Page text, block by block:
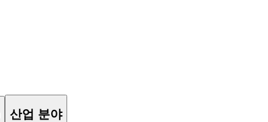
산업 분야